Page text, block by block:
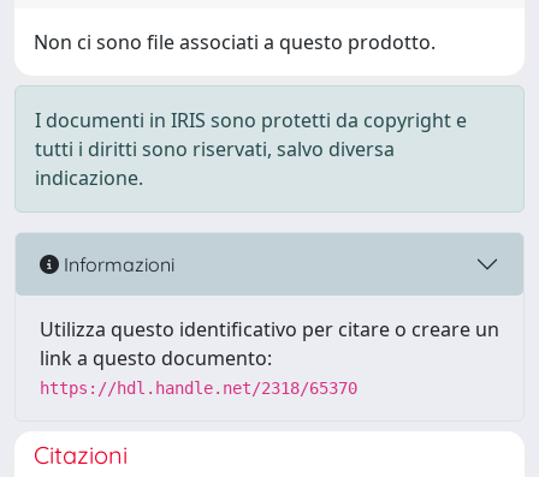
Non ci sono file associati a questo prodotto.
I documenti in IRIS sono protetti da copyright e
tutti i diritti sono riservati, salvo diversa
indicazione.
Informazioni
Utilizza questo identificativo per citare o creare un
link a questo documento:
https://hdl.handle.net/2318/65370
Citazioni